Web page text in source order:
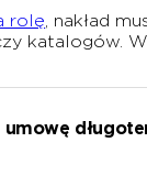
rolę , nakład
katalogów.
umowę